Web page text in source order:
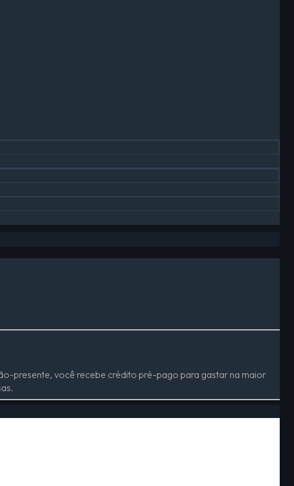
presente, você recebe crédito pré-pago para gastar na maior